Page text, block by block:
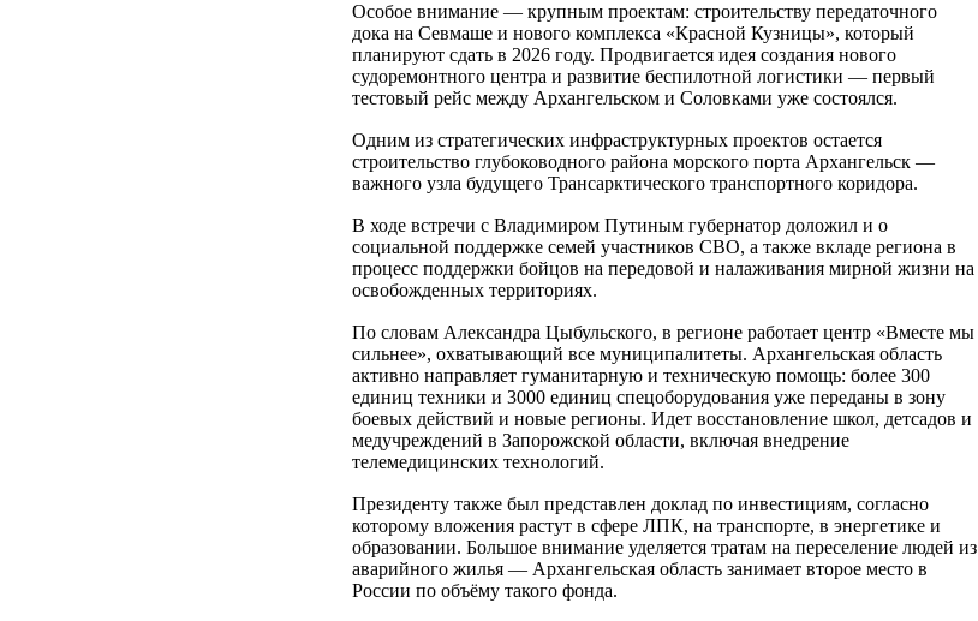
Особое внимание — крупным проектам: строительству передаточного
дока на Севмаше и нового комплекса «Красной Кузницы», который
планируют сдать в 2026 году. Продвигается идея создания нового
судоремонтного центра и развитие беспилотной логистики — первый
тестовый рейс между Архангельском и Соловками уже состоялся.
Одним из стратегических инфраструктурных проектов остается
строительство глубоководного района морского порта Архангельск —
важного узла будущего Трансарктического транспортного коридора.
В ходе встречи с Владимиром Путиным губернатор доложил и о
социальной поддержке семей участников СВО, а также вкладе региона в
процесс поддержки бойцов на передовой и налаживания мирной жизни на
освобожденных территориях.
По словам Александра Цыбульского, в регионе работает центр «Вместе мы
сильнее», охватывающий все муниципалитеты. Архангельская область
активно направляет гуманитарную и техническую помощь: более 300
единиц техники и 3000 единиц спецоборудования уже переданы в зону
боевых действий и новые регионы. Идет восстановление школ, детсадов и
медучреждений в Запорожской области, включая внедрение
телемедицинских технологий.
Президенту также был представлен доклад по инвестициям, согласно
которому вложения растут в сфере ЛПК, на транспорте, в энергетике и
образовании. Большое внимание уделяется тратам на переселение людей из
аварийного жилья — Архангельская область занимает второе место в
России по объёму такого фонда.